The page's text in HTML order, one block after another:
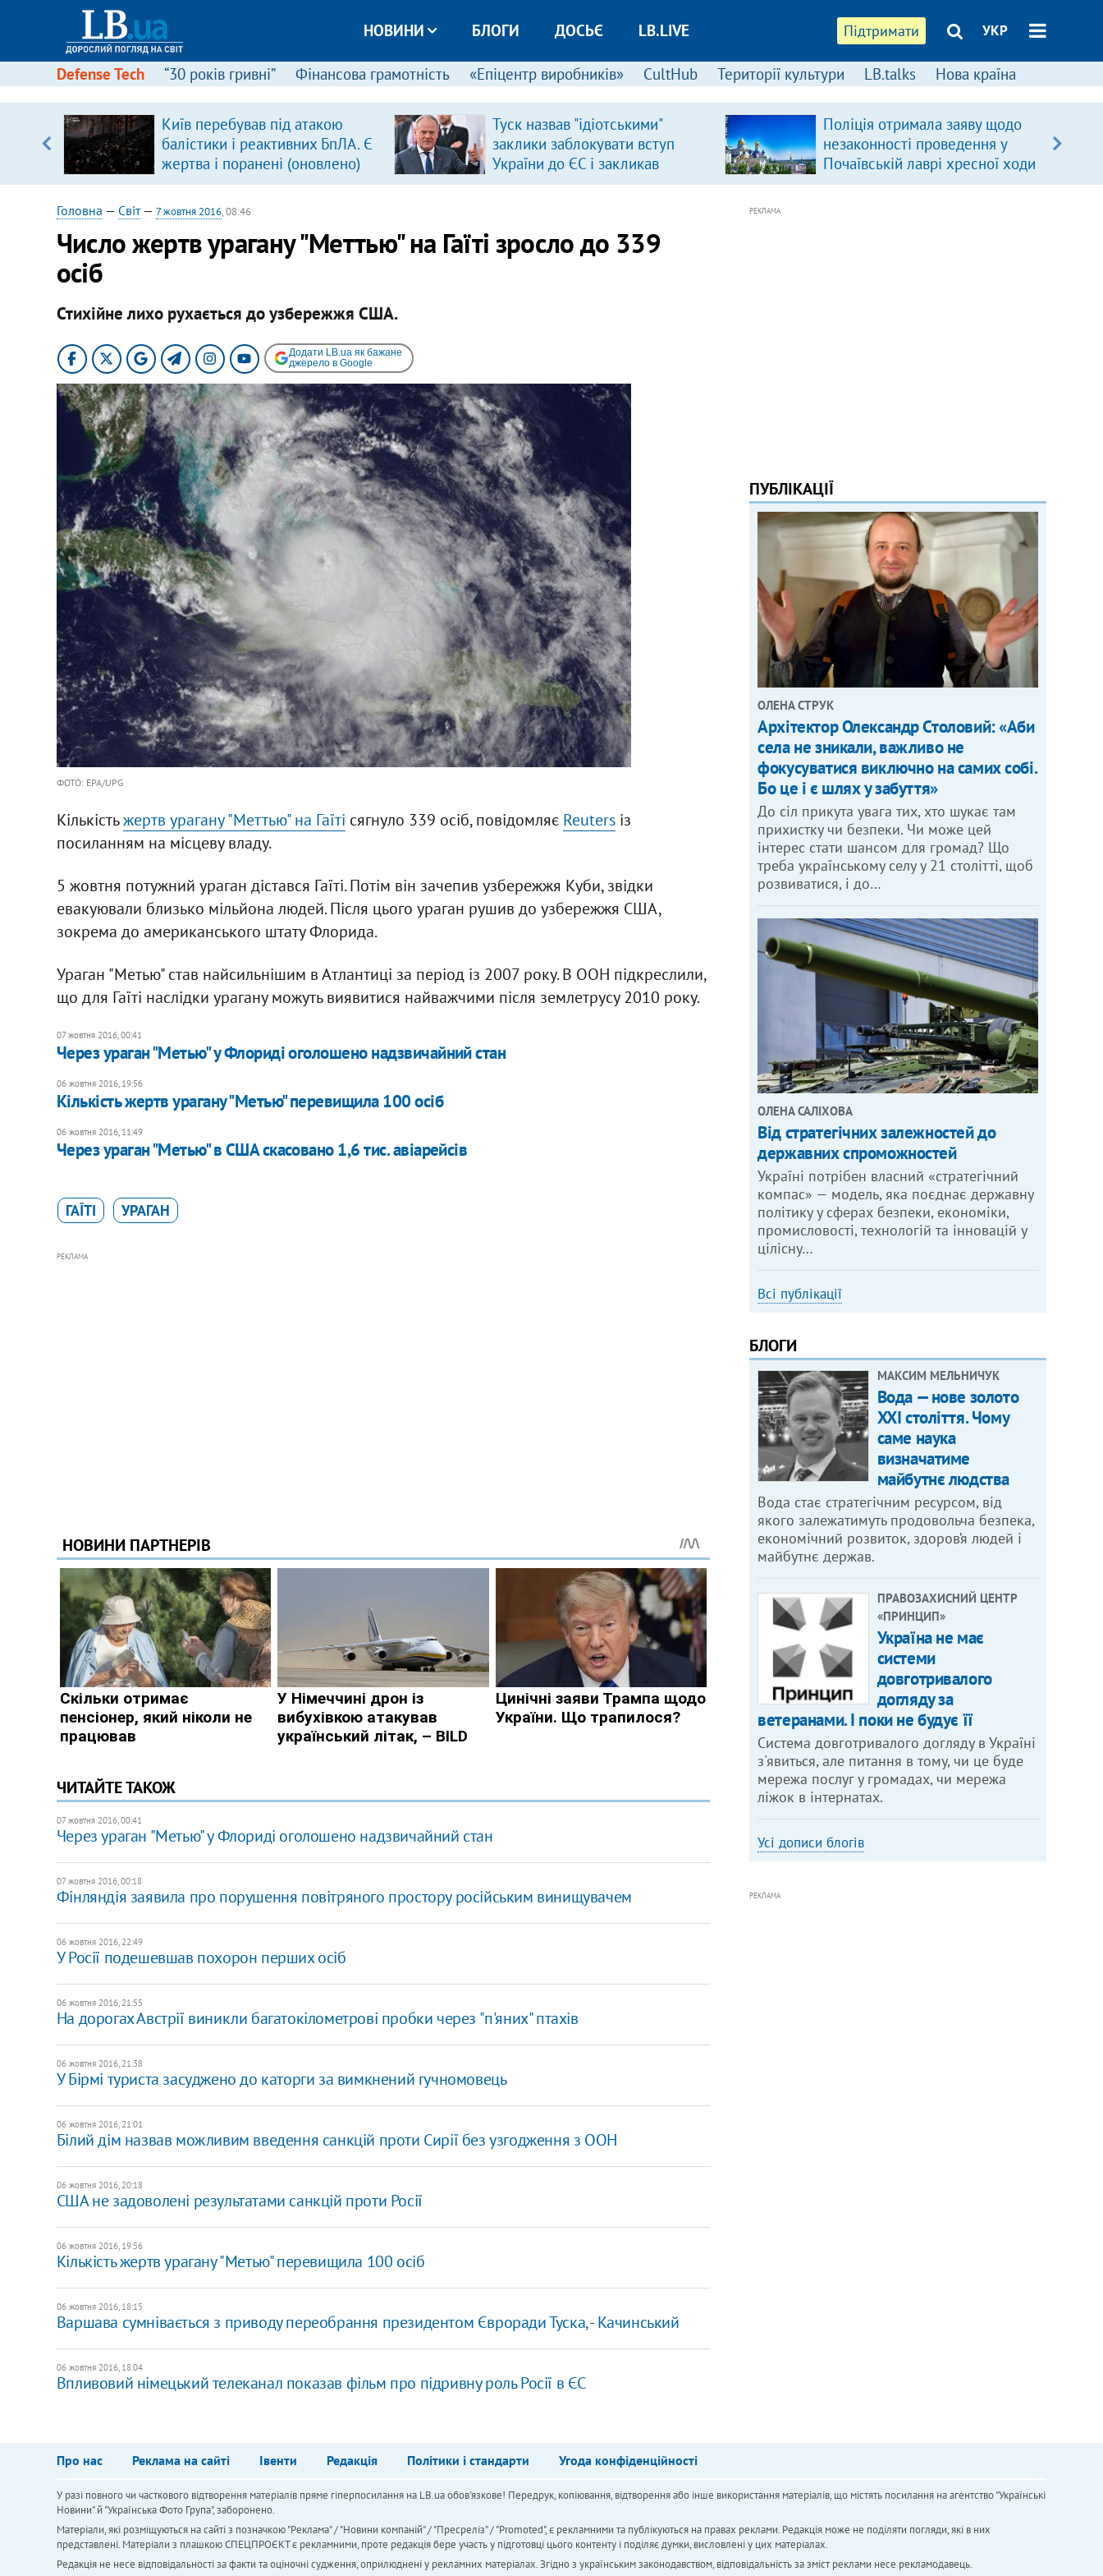
Підтримати УКР
НОВИНИ БЛОГИ ДОСЬЄ LB.LIVE
Defense Tech “30 років гривні” Фінансова грамотність «Епіцентр виробників» CultHub Території культури LB.talks Нова країна
Київ перебував під атакою
балістики і реактивних БпЛА. Є
жертва і поранені (оновлено)
Туск назвав "ідіотськими"
заклики заблокувати вступ
України до ЄС і закликав
припинити антиукраїнську
Поліція отримала заяву щодо
незаконності проведення у
Почаївській лаврі хресної ходи
Головна — Світ— 7 жовтня 2016, 08:46
Число жертв урагану "Меттью" на Гаїті зросло до 339
осіб
Стихійне лихо рухається до узбережжя США.
Додати LB.ua як бажане
джерело в Google
ФОТО: EPA/UPG
Кількістьжертв урагану "Меттью" на Гаїті сягнуло 339 осіб, повідомляє Reutersіз
посиланням на місцеву владу.
5 жовтня потужний ураган дістався Гаїті. Потім він зачепив узбережжя Куби, звідки
евакуювали близько мільйона людей. Після цього ураган рушив до узбережжя США,
зокрема до американського штату Флорида.
Ураган "Метью" став найсильнішим в Атлантиці за період із 2007 року. В ООН підкреслили,
що для Гаїті наслідки урагану можуть виявитися найважчими після землетрусу 2010 року.
07 жовтня 2016, 00:41
Через ураган "Метью" у Флориді оголошено надзвичайний стан
06 жовтня 2016, 19:56
Кількість жертв урагану "Метью" перевищила 100 осіб
06 жовтня 2016, 11:49
Через ураган "Метью" в США скасовано 1,6 тис. авіарейсів
ГАЇТІ УРАГАН
РЕКЛАМА
ЧИТАЙТЕ ТАКОЖ
07 жовтня 2016, 00:41
Через ураган "Метью" у Флориді оголошено надзвичайний стан
07 жовтня 2016, 00:18
Фінляндія заявила про порушення повітряного простору російським винищувачем
06 жовтня 2016, 22:49
У Росії подешевшав похорон перших осіб
06 жовтня 2016, 21:55
На дорогах Австрії виникли багатокілометрові пробки через "п'яних" птахів
06 жовтня 2016, 21:38
У Бірмі туриста засуджено до каторги за вимкнений гучномовець
06 жовтня 2016, 21:01
Білий дім назвав можливим введення санкцій проти Сирії без узгодження з ООН
06 жовтня 2016, 20:18
США не задоволені результатами санкцій проти Росії
06 жовтня 2016, 19:56
Кількість жертв урагану "Метью" перевищила 100 осіб
06 жовтня 2016, 18:15
Варшава сумнівається з приводу переобрання президентом Євроради Туска, - Качинський
06 жовтня 2016, 18:04
Впливовий німецький телеканал показав фільм про підривну роль Росії в ЄС
РЕКЛАМА
ПУБЛІКАЦІЇ
ОЛЕНА СТРУК
Архітектор Олександр Столовий: «Аби
села не зникали, важливо не
фокусуватися виключно на самих собі.
Бо це і є шлях у забуття»
До сіл прикута увага тих, хто шукає там
прихистку чи безпеки. Чи може цей
інтерес стати шансом для громад? Що
треба українському селу у 21 столітті, щоб
розвиватися, і до…
ОЛЕНА САЛІХОВА
Від стратегічних залежностей до
державних спроможностей
Україні потрібен власний «стратегічний
компас» — модель, яка поєднає державну
політику у сферах безпеки, економіки,
промисловості, технологій та інновацій у
цілісну…
Всі публікації
БЛОГИ
МАКСИМ МЕЛЬНИЧУК
Вода — нове золото
XXI століття. Чому
саме наука
визначатиме
майбутнє людства
Вода стає стратегічним ресурсом, від
якого залежатимуть продовольча безпека,
економічний розвиток, здоров’я людей і
майбутнє держав.
ПРАВОЗАХИСНИЙ ЦЕНТР
«ПРИНЦИП»
Україна не має
системи
довготривалого
догляду за
ветеранами. І поки не будує її
Система довготривалого догляду в Україні
з'явиться, але питання в тому, чи це буде
мережа послуг у громадах, чи мережа
ліжок в інтернатах.
Усі дописи блогів
РЕКЛАМА
Про нас Реклама на сайті Івенти Редакція Політики і стандарти Угода конфіденційності
У разі повного чи часткового відтворення матеріалів пряме гіперпосилання на LB.ua обов'язкове! Передрук, копіювання, відтворення або інше використання матеріалів, що містять посилання на агентство "Українськi
Новини" й "Українська Фото Група", заборонено.
Матеріали, які розміщуються на сайті з позначкою "Реклама" / "Новини компаній" / "Пресреліз" / "Promoted", є рекламними та публікуються на правах реклами. Редакція може не поділяти погляди, які в них
представлені. Матеріали з плашкою СПЕЦПРОЄКТ є рекламними, проте редакція бере участь у підготовці цього контенту і поділяє думки, висловлені у цих матеріалах.
Редакція не несе відповідальності за факти та оціночні судження, оприлюднені у рекламних матеріалах. Згідно з українським законодавством, відповідальність за зміст реклами несе рекламодавець.